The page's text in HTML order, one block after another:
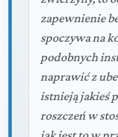
zapewnienie
spoczywa na
podobnych
naprawić z
istnieją jakieś
roszczeń w